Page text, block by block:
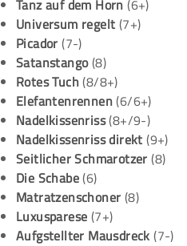
Tanz auf dem Horn (6+)
Universum regelt (7+)
Picador (7-)
Satanstango(8)
Rotes Tuch(8/8+)
Elefantenrennen(6/6+)
Nadelkissenriss(8+/9-)
Nadelkissenriss direkt (9+)
Seitlicher Schmarotzer (8)
Die Schabe(6)
Matratzenschoner (8)
Luxusparese (7+)
Aufgstellter Mausdreck (7-)